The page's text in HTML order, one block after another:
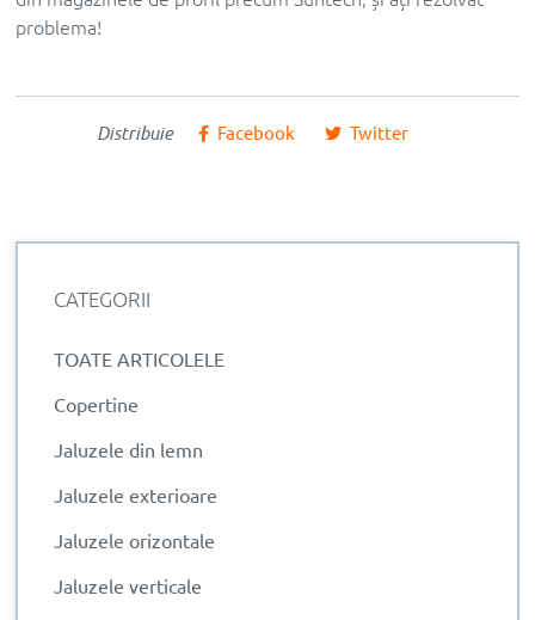
problema!
Distribuie Facebook Twitter
CATEGORII
TOATE ARTICOLELE
Copertine
Jaluzele din lemn
Jaluzele exterioare
Jaluzele orizontale
Jaluzele verticale